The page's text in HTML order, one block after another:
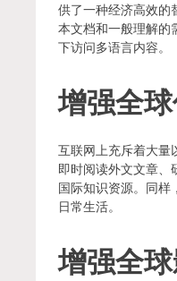
供了一种经济高效的
本文档和一般理解的
下访问多语言内容。
增强全
互联网上充斥着大量
即时阅读外文文章、
国际知识资源。同样
日常生活。
增强全